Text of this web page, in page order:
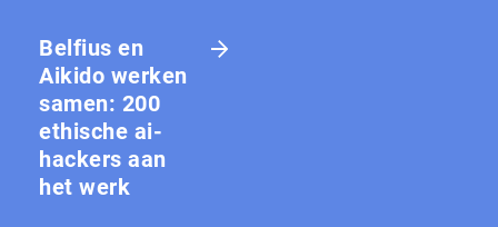
Belfius en
Aikido werken
samen: 200
ethische ai-
hackers aan
het werk